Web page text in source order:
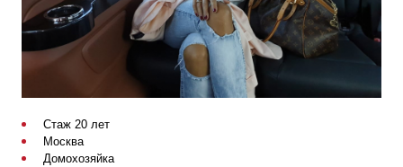
Стаж 20 лет
Москва
Домохозяйка